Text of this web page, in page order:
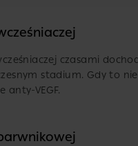
czasami
stadium. Gdy to
anty-VEGF.